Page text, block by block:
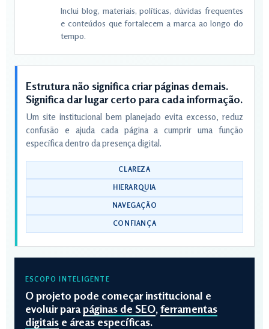
Inclui blog, materiais, políticas, dúvidas frequentes
e conteúdos que fortalecem a marca ao longo do
tempo.
Estrutura não significa criar páginas demais.
Significa dar lugar certo para cada informação.
Um site institucional bem planejado evita excesso, reduz
confusão e ajuda cada página a cumprir uma função
específica dentro da presença digital.
CLAREZA
HIERARQUIA
NAVEGAÇÃO
CONFIANÇA
ESCOPO INTELIGENTE
O projeto pode começar institucional e
evoluir parapáginas de SEO, ferramentas
digitais e áreas específicas.